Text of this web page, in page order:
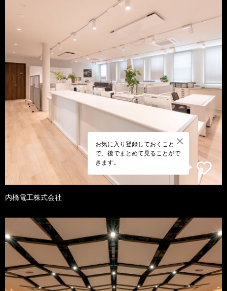
お気に入り登録しておくこと
で、後でまとめて見ることがで
きます。
内橋電工株式会社